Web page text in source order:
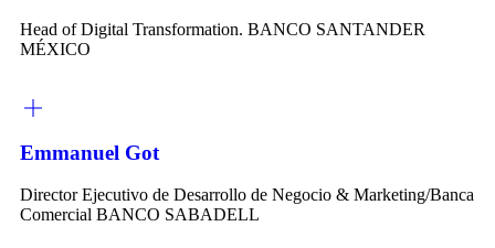
Head of Digital Transformation. BANCO SANTANDER
MÉXICO
Emmanuel Got
Director Ejecutivo de Desarrollo de Negocio & Marketing/Banca
Comercial BANCO SABADELL